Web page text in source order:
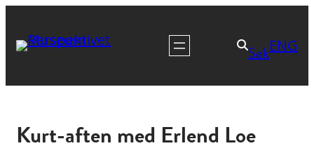
SøkENG
Kurt-aften med Erlend Loe